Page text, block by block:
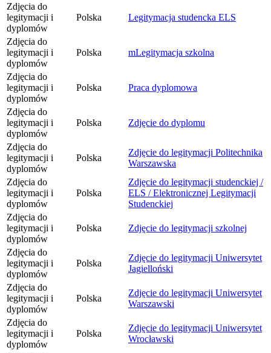
Zdjęcia do
legitymacji i
dyplomów
Polska Legitymacja studencka ELS
Zdjęcia do
legitymacji i
dyplomów
Polska mLegitymacja szkolna
Zdjęcia do
legitymacji i
dyplomów
Polska Praca dyplomowa
Zdjęcia do
legitymacji i
dyplomów
Polska Zdjęcie do dyplomu
Zdjęcia do
legitymacji i
dyplomów
Polska
Zdjęcie do legitymacji Politechnika
Warszawska
Zdjęcia do
legitymacji i
dyplomów
Polska
Zdjęcie do legitymacji studenckiej /
ELS / Elektronicznej Legitymacji
Studenckiej
Zdjęcia do
legitymacji i
dyplomów
Polska Zdjęcie do legitymacji szkolnej
Zdjęcia do
legitymacji i
dyplomów
Polska
Zdjęcie do legitymacji Uniwersytet
Jagielloński
Zdjęcia do
legitymacji i
dyplomów
Polska
Zdjęcie do legitymacji Uniwersytet
Warszawski
Zdjęcia do
legitymacji i
dyplomów
Polska
Zdjęcie do legitymacji Uniwersytet
Wrocławski